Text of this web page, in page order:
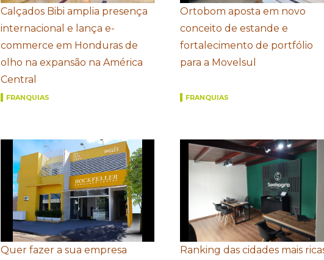
Calçados Bibi amplia presença
internacional e lança e-
commerce em Honduras de
olho na expansão na América
Central
FRANQUIAS
Ortobom aposta em novo
conceito de estande e
fortalecimento de portfólio
para a Movelsul
FRANQUIAS
Quer fazer a sua empresa
Ranking das cidades mais